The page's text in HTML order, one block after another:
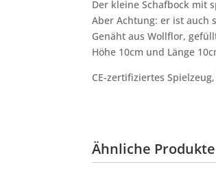
Der kleine Schafbock mit
Aber Achtung: er ist auch
Genäht aus Wollflor,
Höhe 10cm und Länge
CE-zertifiziertes
Ähnliche Produkte